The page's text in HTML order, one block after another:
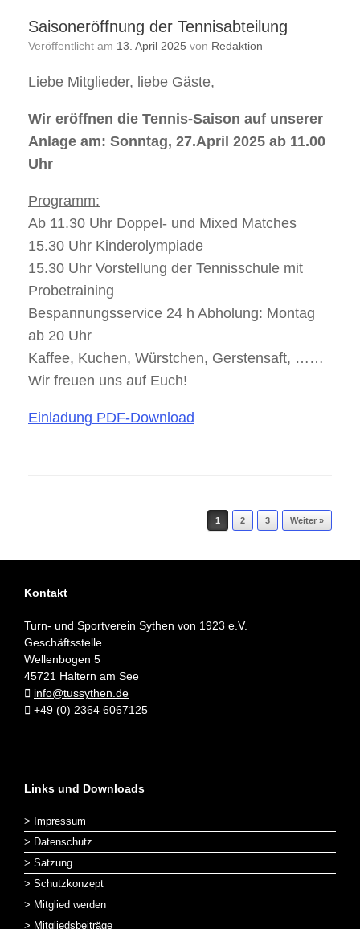
Saisoneröffnung der Tennisabteilung
Veröffentlicht am 13. April 2025 von Redaktion
Liebe Mitglieder, liebe Gäste,
Wir eröffnen die Tennis-Saison auf unserer
Anlage am: Sonntag, 27.April 2025 ab 11.00
Uhr
Programm:
Ab 11.30 Uhr Doppel- und Mixed Matches
15.30 Uhr Kinderolympiade
15.30 Uhr Vorstellung der Tennisschule mit
Probetraining
Bespannungsservice 24 h Abholung: Montag
ab 20 Uhr
Kaffee, Kuchen, Würstchen, Gerstensaft, ……
Wir freuen uns auf Euch!
Einladung PDF-Download
1 2 3 Weiter »
Kontakt
Turn- und Sportverein Sythen von 1923 e.V.
Geschäftsstelle
Wellenbogen 5
45721 Haltern am See
info@tussythen.de
+49 (0) 2364 6067125
Links und Downloads
> Impressum
> Datenschutz
> Satzung
> Schutzkonzept
> Mitglied werden
> Mitgliedsbeiträge